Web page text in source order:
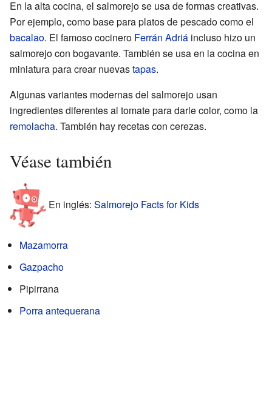
En la alta cocina, el salmorejo se usa de formas creativas.
Por ejemplo, como base para platos de pescado como el
bacalao. El famoso cocinero Ferrán Adriá incluso hizo un
salmorejo con bogavante. También se usa en la cocina en
miniatura para crear nuevastapas.
Algunas variantes modernas del salmorejo usan
ingredientes diferentes al tomate para darle color, como la
remolacha. También hay recetas con cerezas.
Véase también
En inglés: Salmorejo Facts for Kids
Mazamorra
Gazpacho
Pipirrana
Porra antequerana